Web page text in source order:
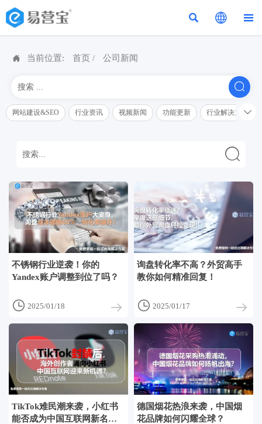
  
 当前位置: 首页 / 公司新闻

网站建设&SEO 行业资讯 视频新闻 功能更新 行业解决方案解读


不锈钢行业逆袭！你的
Yandex账户调整到位了吗？
 2025/01/18
询盘转化率不高？外贸高手
教你如何精准回复！
 2025/01/17
TikTok难民潮来袭，小红书
能否成为中国互联网新名
德国烟花热浪来袭，中国烟
花品牌如何闪耀全球？